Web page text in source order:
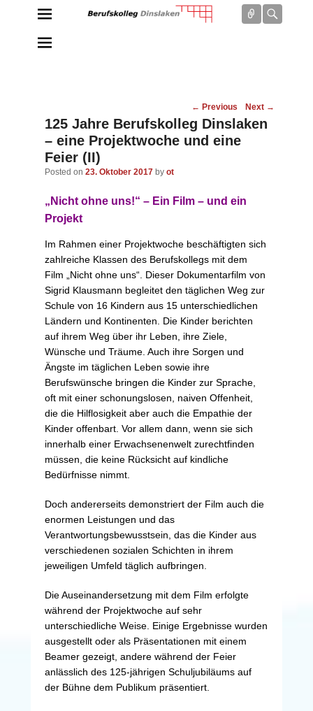
Connect
Post
navigation
← Previous Next →
125 Jahre Berufskolleg Dinslaken
– eine Projektwoche und eine
Feier (II)
Posted on 23. Oktober 2017 by ot
„Nicht ohne uns!“ – Ein Film – und ein
Projekt
Im Rahmen einer Projektwoche beschäftigten sich
zahlreiche Klassen des Berufskollegs mit dem
Film „Nicht ohne uns“. Dieser Dokumentarfilm von
Sigrid Klausmann begleitet den täglichen Weg zur
Schule von 16 Kindern aus 15 unterschiedlichen
Ländern und Kontinenten. Die Kinder berichten
auf ihrem Weg über ihr Leben, ihre Ziele,
Wünsche und Träume. Auch ihre Sorgen und
Ängste im täglichen Leben sowie ihre
Berufswünsche bringen die Kinder zur Sprache,
oft mit einer schonungslosen, naiven Offenheit,
die die Hilflosigkeit aber auch die Empathie der
Kinder offenbart. Vor allem dann, wenn sie sich
innerhalb einer Erwachsenenwelt zurechtfinden
müssen, die keine Rücksicht auf kindliche
Bedürfnisse nimmt.
Doch andererseits demonstriert der Film auch die
enormen Leistungen und das
Verantwortungsbewusstsein, das die Kinder aus
verschiedenen sozialen Schichten in ihrem
jeweiligen Umfeld täglich aufbringen.
Die Auseinandersetzung mit dem Film erfolgte
während der Projektwoche auf sehr
unterschiedliche Weise. Einige Ergebnisse wurden
ausgestellt oder als Präsentationen mit einem
Beamer gezeigt, andere während der Feier
anlässlich des 125-jährigen Schuljubiläums auf
der Bühne dem Publikum präsentiert.